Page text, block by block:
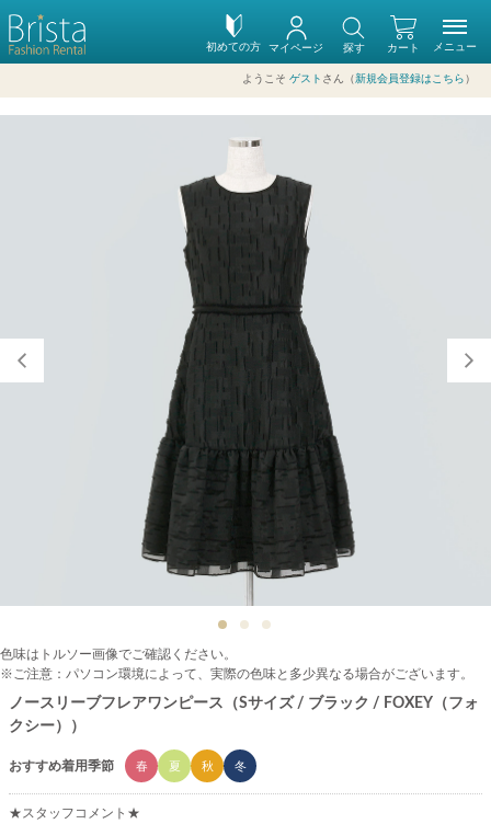
初めての方 カート
マイページ 探す
ようこそ ゲスト さん（新規会員登録はこちら ）
メニュー
色味はトルソー画像でご確認ください。
※ご注意：パソコン環境によって、実際の色味と多少異なる場合がございます。
ノースリーブフレアワンピース（Sサイズ / ブラック / FOXEY（フォ
クシー））
おすすめ着用季節 春 夏 秋 冬
★スタッフコメント★